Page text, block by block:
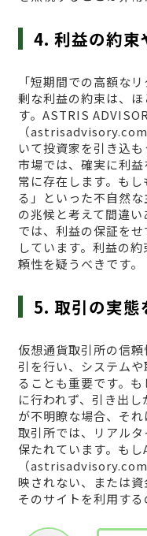
4. 利益の約束
「短期間での高額な
剰な利益の約束は、
す。ASTRIS
（
いて投資家を引き込
市場では、確実に利
常に存在します。も
る」といった不自然
の兆候と考えて間違
では、利益の保証を
しています。利益の
頼性を疑うべきです。
5. 取引の実態
仮想通貨取引所の信
引を行い、システム
ることも重要です。
に行われず、引き出
が不明瞭な場合、そ
取引所では、リアル
保たれています。も
（
映されない、または
そのサイトを利用する